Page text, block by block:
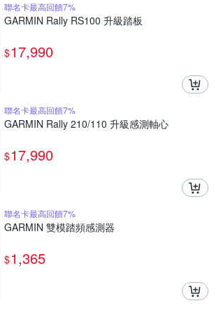
聯名卡最高回饋7%
GARMIN Rally RS100 升級踏板
$17,990
聯名卡最高回饋7%
GARMIN Rally 210/110 升級感測軸心
$17,990
聯名卡最高回饋7%
GARMIN 雙模踏頻感測器
$1,365